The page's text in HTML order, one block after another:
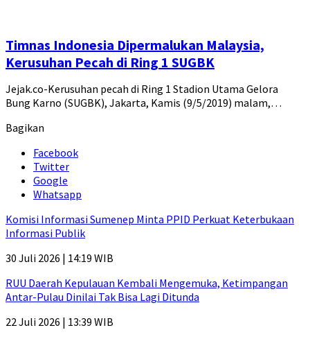
Timnas Indonesia Dipermalukan Malaysia,
Kerusuhan Pecah di Ring 1 SUGBK
Jejak.co-Kerusuhan pecah di Ring 1 Stadion Utama Gelora
Bung Karno (SUGBK), Jakarta, Kamis (9/5/2019) malam,…
Bagikan
Facebook
Twitter
Google
Whatsapp
Komisi Informasi Sumenep Minta PPID Perkuat Keterbukaan
Informasi Publik
30 Juli 2026 | 14:19 WIB
RUU Daerah Kepulauan Kembali Mengemuka, Ketimpangan
Antar-Pulau Dinilai Tak Bisa Lagi Ditunda
22 Juli 2026 | 13:39 WIB